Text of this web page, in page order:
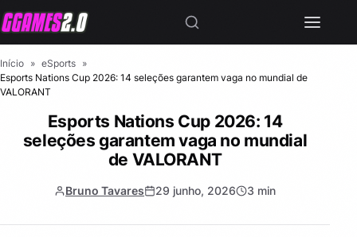
Início » eSports »
Esports Nations Cup 2026: 14 seleções garantem vaga no mundial de
VALORANT
Esports Nations Cup 2026: 14
seleções garantem vaga no mundial
de VALORANT
Bruno Tavares 29 junho, 2026 3 min